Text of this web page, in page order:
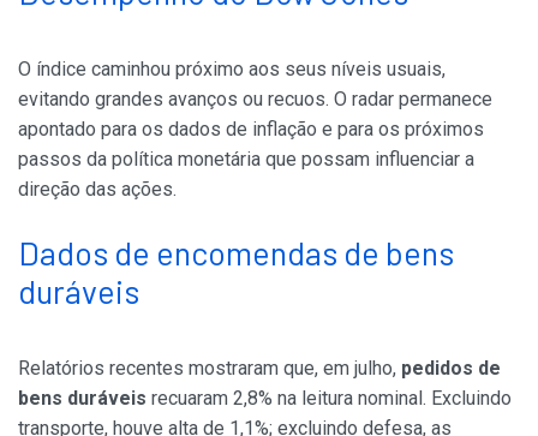
O índice caminhou próximo aos seus níveis usuais,
evitando grandes avanços ou recuos. O radar permanece
apontado para os dados de inflação e para os próximos
passos da política monetária que possam influenciar a
direção das ações.
Dados de encomendas de bens
duráveis
Relatórios recentes mostraram que, em julho, pedidos de
bens duráveis recuaram 2,8% na leitura nominal. Excluindo
transporte, houve alta de 1,1%; excluindo defesa, as